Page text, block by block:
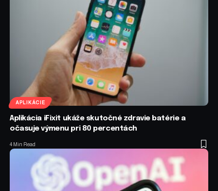
APLIKÁCIE
Aplikácia iFixit ukáže skutočné zdravie batérie a
očasuje výmenu pri 80 percentách
4 Min Read